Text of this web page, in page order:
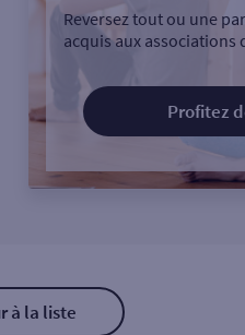
Reversez tout ou une
acquis aux associations
Profitez
à la liste